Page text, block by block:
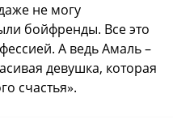
не могу
бойфренды. Все это
А ведь Амаль –
девушка, которая
счастья».